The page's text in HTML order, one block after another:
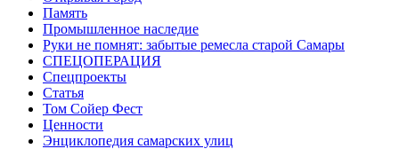
Память
Промышленное наследие
Руки не помнят: забытые ремесла старой Самары
СПЕЦОПЕРАЦИЯ
Спецпроекты
Статья
Том Сойер Фест
Ценности
Энциклопедия самарских улиц